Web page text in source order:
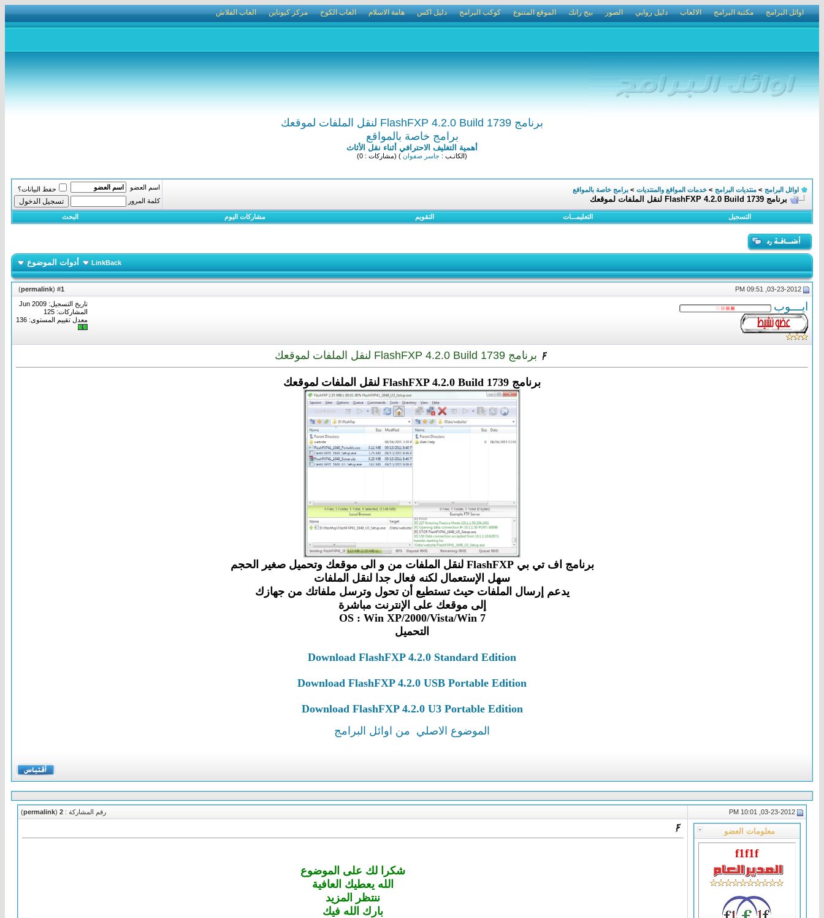
اوائل البرامج مكتبة البرامج الالعاب دليل روابي الصور بيج رانك الموقع المتنوع كوكب البرامج دليل اكس هامة الاسلام العاب الكوخ مركز كيوناين العاب الفلاش
برنامج FlashFXP 4.2.0 Build 1739 لنقل الملفات لموقعك
برامج خاصة بالمواقع
أهمية التغليف الاحترافي أثناء نقل الأثاث
(الكاتـب : جاسر صفوان ) (مشاركات : 0)
اوائل البرامج > منتديات البرامج > خدمات المواقع والمنتديات > برامج خاصة بالمواقع
برنامج FlashFXP 4.2.0 Build 1739 لنقل الملفات لموقعك
اسم العضو
حفظ البيانات؟
كلمة المرور
التسجيل التعليمـــات التقويم مشاركات اليوم البحث
LinkBack أدوات الموضوع
1
(
permalink
)
ايـــوب
تاريخ التسجيل: Jun 2009
المشاركات: 125
معدل تقييم المستوى: 136
برنامج FlashFXP 4.2.0 Build 1739 لنقل الملفات لموقعك
برنامج FlashFXP 4.2.0 Build 1739 لنقل الملفات لموقعك
برنامج اف تي بي FlashFXP لنقل الملفات من و الى موقعك وتحميل صغير الحجم
سهل الإستعمال لكنه فعال جدا لنقل الملفات
يدعم إرسال الملفات حيث تستطيع أن تحول وترسل ملفاتك من جهازك
إلى موقعك على الإنترنت مباشرة
OS : Win XP/2000/Vista/Win 7
التحميل
Download FlashFXP 4.2.0 Standard Edition
Download FlashFXP 4.2.0 USB Portable Edition
Download FlashFXP 4.2.0 U3 Portable Edition
الموضوع الاصلي من اوائل البرامج
رقم المشاركة : 2
(
permalink
)
معلومات العضو
f1f1f
شكرا لك على الموضوع
الله يعطيك العافية
ننتظر المزيد
بارك الله فيك